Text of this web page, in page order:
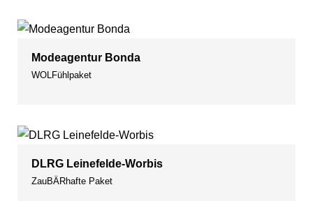
Modeagentur Bonda
WOLFühlpaket
DLRG Leinefelde-Worbis
ZauBÄRhafte Paket